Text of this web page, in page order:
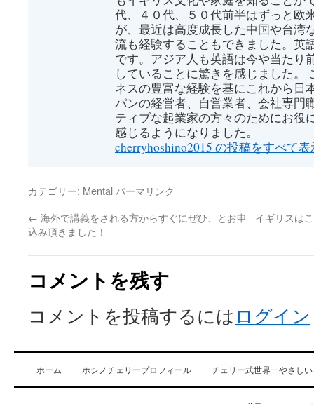
代、４０代、５０代前半はずっと欧
が、最近は高度成長した中国や台湾
流も経験することもできました。英
です。アジア人も英語は今や当たり
していることに驚きを感じました。
ネスの豊富な経験を基にこれから日
パンの経営者、自営業者、会社専門
ティブな起業家の方々のためにお役
感じるようになりました。
cherryhoshino2015 の投稿をすべて
カテゴリー: Mental パーマリンク
← 海外で講義をされる方からすぐにぜひ、とお申
込み頂きました！
イギリスは
コメントを残す
コメントを投稿するには ログイン
ホーム ホシノチェリープロフィール チェリー式世界一やさし